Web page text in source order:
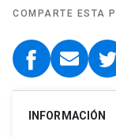
COMPARTE ESTA
INFORMACIÓN